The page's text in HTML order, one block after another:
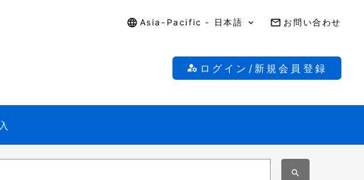
Asia-Pacific - 日本語 お問い合わせ
ログイン/新規会員登録